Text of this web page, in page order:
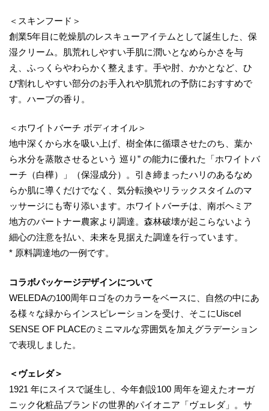
＜スキンフード＞
創業5年目に乾燥肌のレスキューアイテムとして誕生した、保
湿クリーム。肌荒れしやすい手肌に潤いとなめらかさを与
え、ふっくらやわらかく整えます。手や肘、かかとなど、ひ
び割れしやすい部分のお手入れや肌荒れの予防におすすめで
す。ハーブの香り。
＜ホワイトバーチ ボディオイル＞
地中深くから水を吸い上げ、樹全体に循環させたのち、葉か
ら水分を蒸散させるという 巡り” の能力に優れた「ホワイトバ
ーチ（白樺）」（保湿成分）。引き締まったハリのあるなめ
らか肌に導くだけでなく、気分転換やリラックスタイムのマ
ッサージにも寄り添います。ホワイトバーチは、南ボヘミア
地方のパートナー農家より調達。森林破壊が起こらないよう
細心の注意を払い、未来を見据えた調達を行っています。
* 原料調達地の一例です。
コラボパッケージデザインについて
WELEDAの100周年ロゴをのカラーをベースに、自然の中にあ
る様々な緑からインスピレーションを受け、そこにUiscel
SENSE OF PLACEのミニマルな雰囲気を加えグラデーション
で表現しました。
＜ヴェレダ＞
1921 年にスイスで誕生し、今年創設100 周年を迎えたオーガ
ニック化粧品ブランドの世界的パイオニア「ヴェレダ」。サ